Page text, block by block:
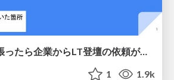
アウトプット頑張ったら企業からLT登壇の依頼がきた話
1 1.9k